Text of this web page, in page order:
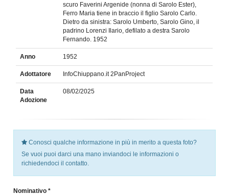
scuro Faverini Argenide (nonna di Sarolo Ester),
Ferro Maria tiene in braccio il figlio Sarolo Carlo.
Dietro da sinistra: Sarolo Umberto, Sarolo Gino, il
padrino Lorenzi Ilario, defilato a destra Sarolo
Fernando. 1952
Anno 1952
Adottatore InfoChiuppano.it 2PanProject
Data
Adozione
08/02/2025
Conosci qualche informazione in più in merito a questa foto?
Se vuoi puoi darci una mano inviandoci le informazioni o
richiedendoci il contatto.
Nominativo *